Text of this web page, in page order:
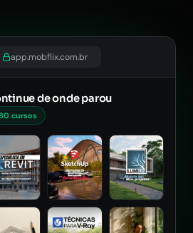
app.mobflix.com.br
de onde parou
cursos